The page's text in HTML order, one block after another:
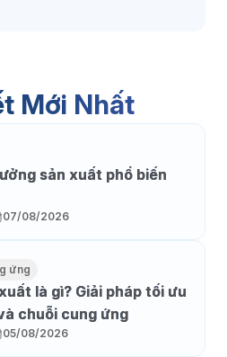
Mới Nhất
sản xuất phổ biến
07/08/2026
ứng
là gì? Giải pháp tối ưu
chuỗi cung ứng
05/08/2026